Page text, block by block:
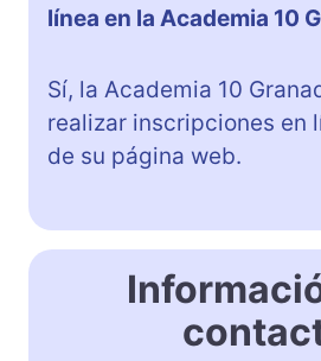
línea en la Academia 10
Sí, la Academia 10
realizar inscripciones en
de su página web.